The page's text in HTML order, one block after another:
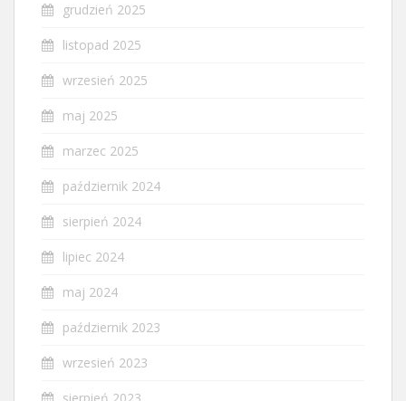
grudzień 2025
listopad 2025
wrzesień 2025
maj 2025
marzec 2025
październik 2024
sierpień 2024
lipiec 2024
maj 2024
październik 2023
wrzesień 2023